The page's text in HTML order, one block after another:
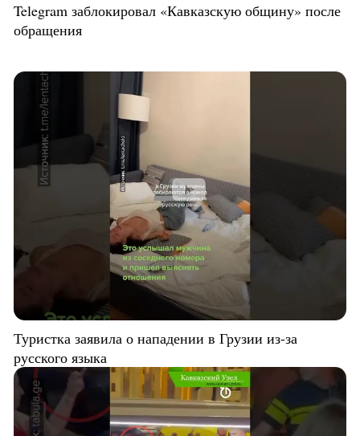
Telegram заблокировал «Кавказскую общину» после
обращения
Туристка заявила о нападении в Грузии из-за
русского языка